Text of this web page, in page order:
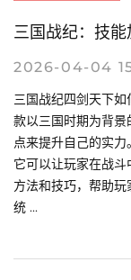
三国战纪：技
2026-04-04
三国战纪四剑天下
款以三国时期为背
点来提升自己的实力
它可以让玩家在战
方法和技巧，帮助
统 ...